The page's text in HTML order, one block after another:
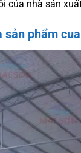
của nhà sản
sản phẩm